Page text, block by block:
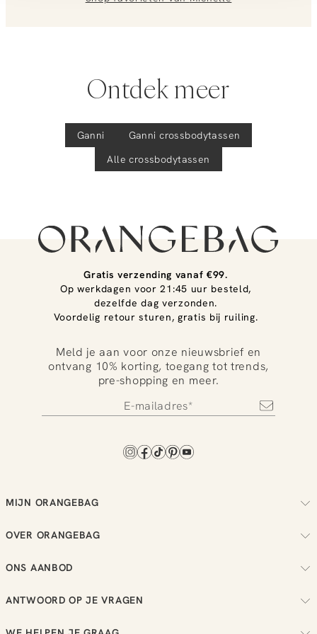
Ontdek meer
Ganni Ganni crossbodytassen
Alle crossbodytassen
Gratis verzending vanaf €99.
Op werkdagen voor 21:45 uur besteld,
dezelfde dag verzonden.
Voordelig retour sturen, gratis bij ruiling.
Meld je aan voor onze nieuwsbrief en
ontvang 10% korting, toegang tot trends,
pre-shopping en meer.
MIJN ORANGEBAG
Regel je retouren
OVER ORANGEBAG
Duurzaamheid
ONS AANBOD
ANTWOORD OP JE VRAGEN